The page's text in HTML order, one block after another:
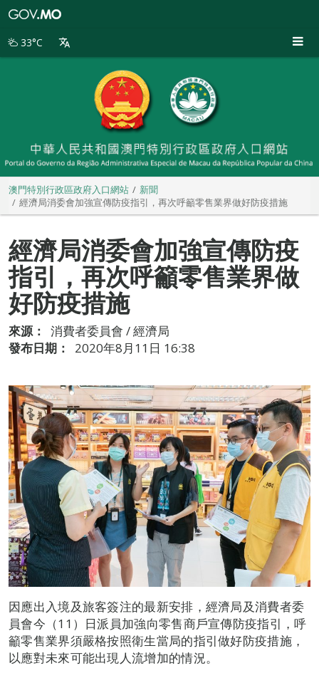
別
33°C
澳門特別行政區政府入口網站
新聞
經濟局消委會加強宣傳防疫指引，再次呼籲零售業界做好防疫措施
經濟局消委會加強宣傳防疫
指引，再次呼籲零售業界做
好防疫措施
來源：
消費者委員會 / 經濟局
發布日期：
2020年8月11日 16:38
因應出入境及旅客簽注的最新安排，經濟局及消費者委
員會今（11）日派員加強向零售商戶宣傳防疫指引，呼
籲零售業界須嚴格按照衛生當局的指引做好防疫措施，
以應對未來可能出現人流增加的情況。